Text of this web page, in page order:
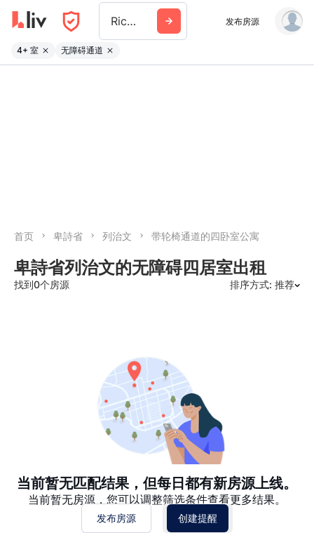
Richmond 发布房源
4+ 室 无障碍通道
首页 卑詩省 列治文 带轮椅通道的四卧室公寓
卑詩省列治文的无障碍四居室出租
找到0个房源 排序方式: 推荐
当前暂无匹配结果，但每日都有新房源上线。
当前暂无房源，您可以调整筛选条件查看更多结果。
发布房源 创建提醒